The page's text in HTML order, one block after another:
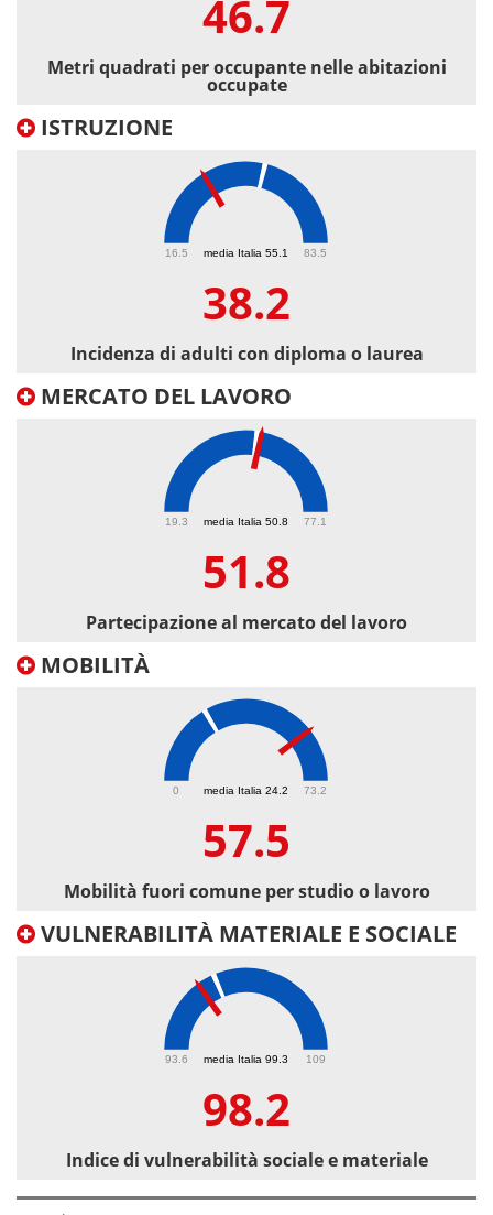
46.7
Metri quadrati per occupante nelle abitazioni
occupate
ISTRUZIONE
media Italia 55.1
16.5 83.5
38.2
Incidenza di adulti con diploma o laurea
MERCATO DEL LAVORO
media Italia 50.8
19.3 77.1
51.8
Partecipazione al mercato del lavoro
MOBILITÀ
media Italia 24.2
0 73.2
57.5
Mobilità fuori comune per studio o lavoro
VULNERABILITÀ MATERIALE E SOCIALE
media Italia 99.3
93.6 109
98.2
Indice di vulnerabilità sociale e materiale